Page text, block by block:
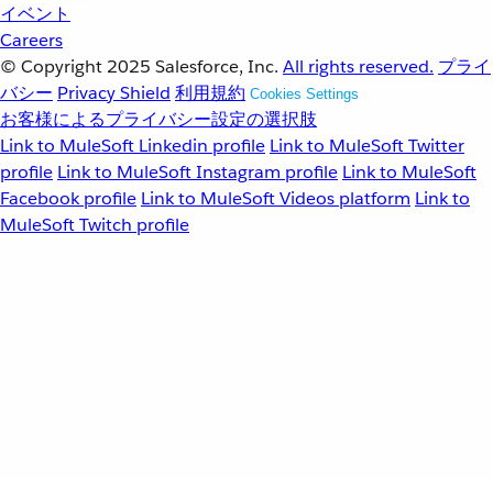
イベント
Careers
© Copyright 2025 Salesforce, Inc. All rights reserved. プライ
バシー Privacy Shield 利用規約 Cookies Settings
お客様によるプライバシー設定の選択肢
Link to MuleSoft Linkedin profile Link to MuleSoft Twitter
profile Link to MuleSoft Instagram profile Link to MuleSoft
Facebook profile Link to MuleSoft Videos platform Link to
MuleSoft Twitch profile